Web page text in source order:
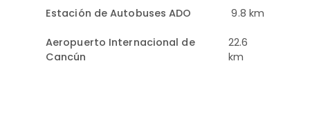
Estación de Autobuses ADO 9.8 km
Aeropuerto Internacional de
Cancún
22.6
km